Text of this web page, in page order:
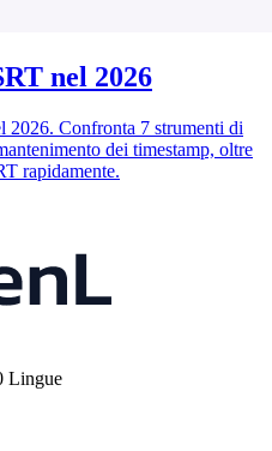
nel 2026
2026. Confronta 7 strumenti di
dei timestamp, oltre
rapidamente.
Lingue